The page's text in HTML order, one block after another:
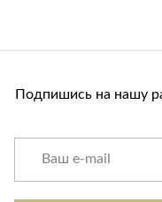
Подпишись на нашу